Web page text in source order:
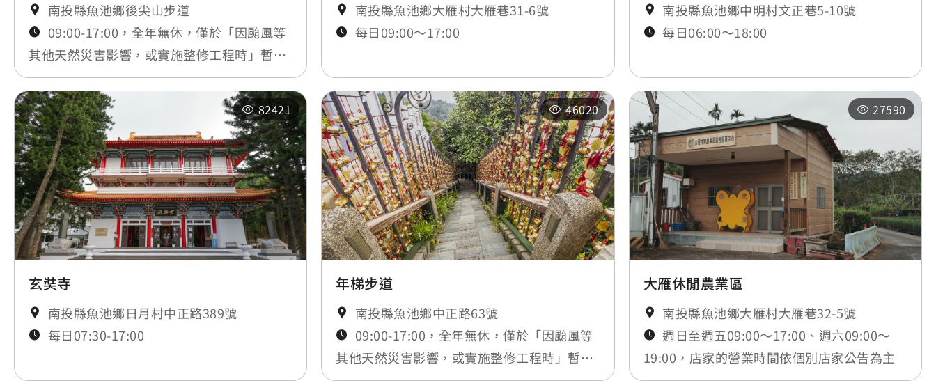
南投縣魚池鄉後尖山步道
09:00-17:00，全年無休，僅於「因颱風等
其他天然災害影響，或實施整修工程時」暫時
封閉，將公告於最新消息
南投縣魚池鄉大雁村大雁巷31-6號
每日09:00～17:00
南投縣魚池鄉中明村文正巷5-10號
每日06:00～18:00
82421
玄奘寺
南投縣魚池鄉日月村中正路389號
每日07:30-17:00
46020
年梯步道
南投縣魚池鄉中正路63號
09:00-17:00，全年無休，僅於「因颱風等
其他天然災害影響，或實施整修工程時」暫時
封閉，將公告於最新消息
27590
大雁休閒農業區
南投縣魚池鄉大雁村大雁巷32-5號
週日至週五09:00～17:00、週六09:00～
19:00，店家的營業時間依個別店家公告為主